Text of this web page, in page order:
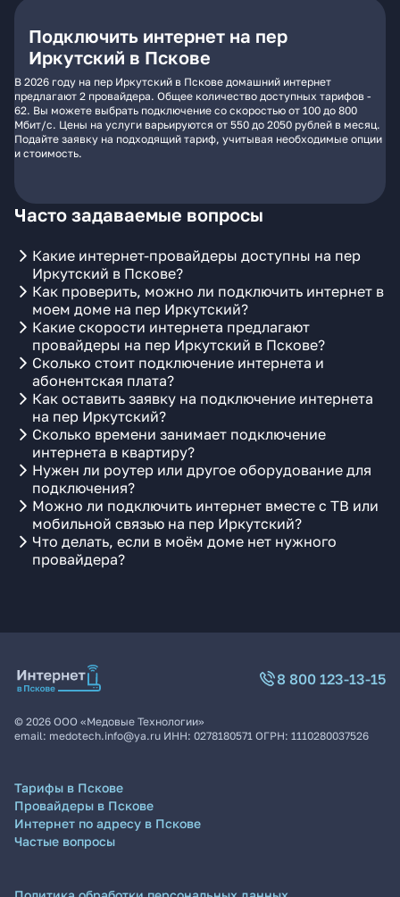
Подключить интернет на пер
Иркутский в Пскове
В 2026 году на пер Иркутский в Пскове домашний интернет
предлагают 2 провайдера. Общее количество доступных тарифов -
62. Вы можете выбрать подключение со скоростью от 100 до 800
Мбит/с. Цены на услуги варьируются от 550 до 2050 рублей в месяц.
Подайте заявку на подходящий тариф, учитывая необходимые опции
и стоимость.
Часто задаваемые вопросы
Какие интернет-провайдеры доступны на пер
Иркутский в Пскове?
Как проверить, можно ли подключить интернет в
моем доме на пер Иркутский?
Какие скорости интернета предлагают
провайдеры на пер Иркутский в Пскове?
Сколько стоит подключение интернета и
абонентская плата?
Как оставить заявку на подключение интернета
на пер Иркутский?
Сколько времени занимает подключение
интернета в квартиру?
Нужен ли роутер или другое оборудование для
подключения?
Можно ли подключить интернет вместе с ТВ или
мобильной связью на пер Иркутский?
Что делать, если в моём доме нет нужного
провайдера?
8 800 123-13-15
© 2026 ООО «Медовые Технологии»
email: medotech.info@ya.ru ИНН: 0278180571 ОГРН: 1110280037526
Тарифы в Пскове
Провайдеры в Пскове
Интернет по адресу в Пскове
Частые вопросы